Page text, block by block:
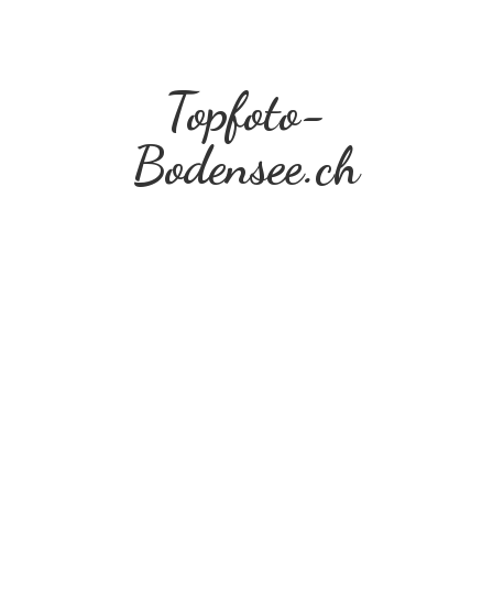
Topfoto-
Bodensee.ch